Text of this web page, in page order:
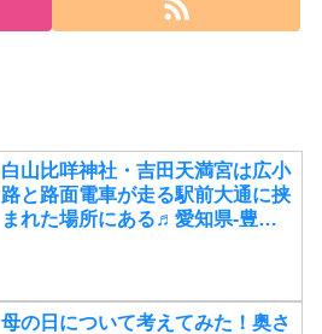
白山比咩神社・吉田天満宮は広小
路と路面電車が走る駅前大通に挟
まれた場所にある♬愛知県-豊橋
母の日について考えてみた！奥さ